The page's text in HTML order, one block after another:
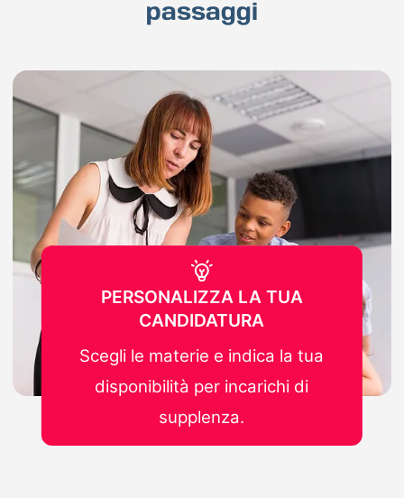
passaggi
PERSONALIZZA LA TUA
CANDIDATURA
Scegli le materie e indica la tua
disponibilità per incarichi di
supplenza.